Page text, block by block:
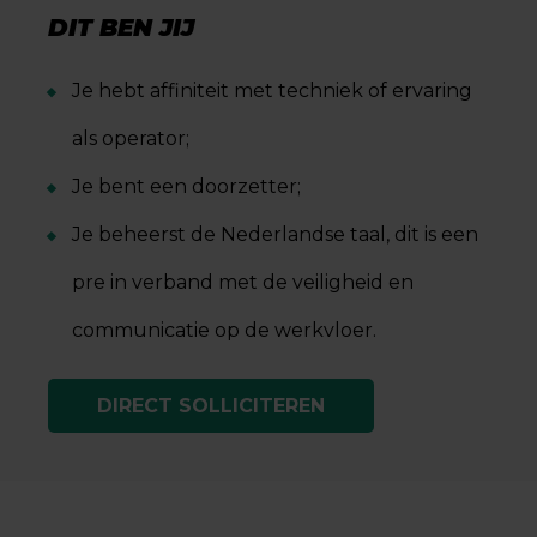
DIT BEN JIJ
Je hebt affiniteit met techniek of ervaring
als operator;
Je bent een doorzetter;
Je beheerst de Nederlandse taal, dit is een
pre in verband met de veiligheid en
communicatie op de werkvloer.
DIRECT SOLLICITEREN